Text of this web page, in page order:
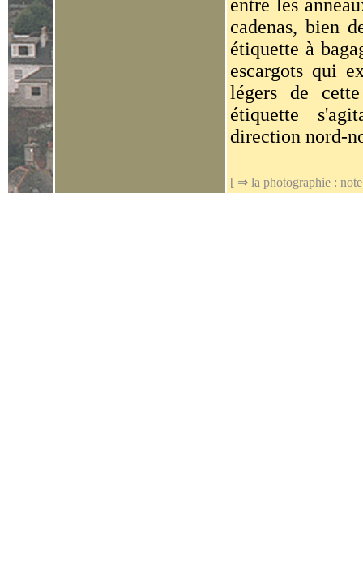
entre les
cadenas, bien
étiquette à
escargots qui
légers de
étiquette
direction nord-
[ ⇒ la photographie : note